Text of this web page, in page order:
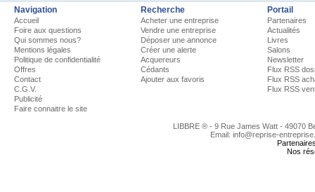
Navigation
Accueil
Foire aux questions
Qui sommes nous?
Mentions légales
Politique de confidentialité
Offres
Contact
C.G.V.
Publicité
Faire connaitre le site
Recherche
Acheter une entreprise
Vendre une entreprise
Déposer une annonce
Créer une alerte
Acquereurs
Cédants
Ajouter aux favoris
Portail
Partenaires
Actualités
Livres
Salons
Newsletter
Flux RSS
Flux RSS
Flux RSS
LIBBRE ® - 9 Rue James Watt - 49070
Email: info@reprise-
Nos